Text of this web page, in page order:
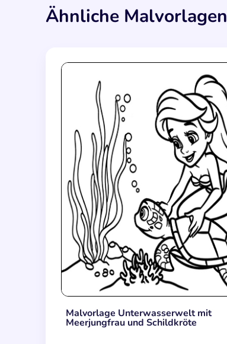
Ähnliche Malvorlagen
Malvorlage Unterwasserwelt mit
Meerjungfrau und Schildkröte